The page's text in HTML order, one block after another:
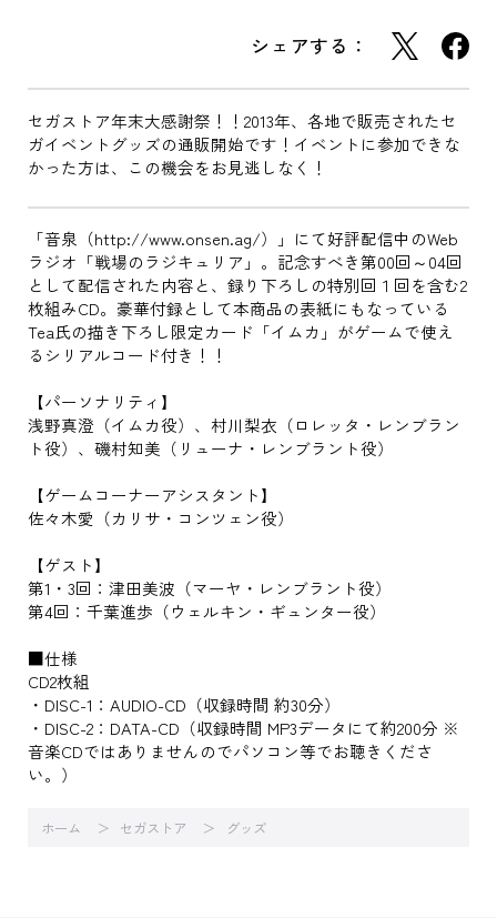
シェアする：
セガストア年末大感謝祭！！2013年、各地で販売されたセ
ガイベントグッズの通販開始です！イベントに参加できな
かった方は、この機会をお見逃しなく！
「音泉（http://www.onsen.ag/）」にて好評配信中のWeb
ラジオ「戦場のラジキュリア」。記念すべき第00回～04回
として配信された内容と、録り下ろしの特別回１回を含む2
枚組みCD。豪華付録として本商品の表紙にもなっている
Tea氏の描き下ろし限定カード「イムカ」がゲームで使え
るシリアルコード付き！！
【パーソナリティ】
浅野真澄（イムカ役）、村川梨衣（ロレッタ・レンブラン
ト役）、磯村知美（リューナ・レンブラント役）
【ゲームコーナーアシスタント】
佐々木愛（カリサ・コンツェン役）
【ゲスト】
第1・3回：津田美波（マーヤ・レンブラント役）
第4回：千葉進歩（ウェルキン・ギュンター役）
■仕様
CD2枚組
・DISC-1：AUDIO-CD（収録時間 約30分）
・DISC-2：DATA-CD（収録時間 MP3データにて約200分 ※
音楽CDではありませんのでパソコン等でお聴きくださ
い。）
ホーム セガストア グッズ